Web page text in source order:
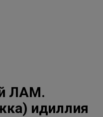
ЛАМ.
идиллия